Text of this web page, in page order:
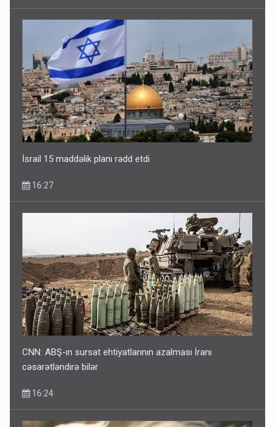
İsrail 15 maddəlik planı rədd etdi
16:27
CNN: ABŞ-ın sursat ehtiyatlarının azalması İranı
cəsarətləndirə bilər
16:24